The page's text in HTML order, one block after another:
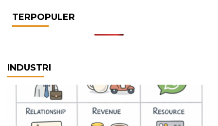
TERPOPULER
INDUSTRI